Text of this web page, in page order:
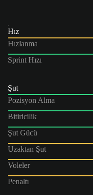
Hız
Hızlanma
Sprint Hızı
Şut
Pozisyon Alma
Bitiricilik
Şut Gücü
Uzaktan Şut
Voleler
Penaltı